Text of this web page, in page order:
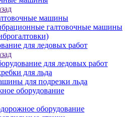
машины
галтовочные машины
для ледовых работ
для ледовых работ
для льда
для подрезки льда
оборудование
оборудование